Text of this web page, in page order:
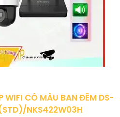
WIFI CÓ MÀU BAN ĐÊM DS-
NKS422W03H